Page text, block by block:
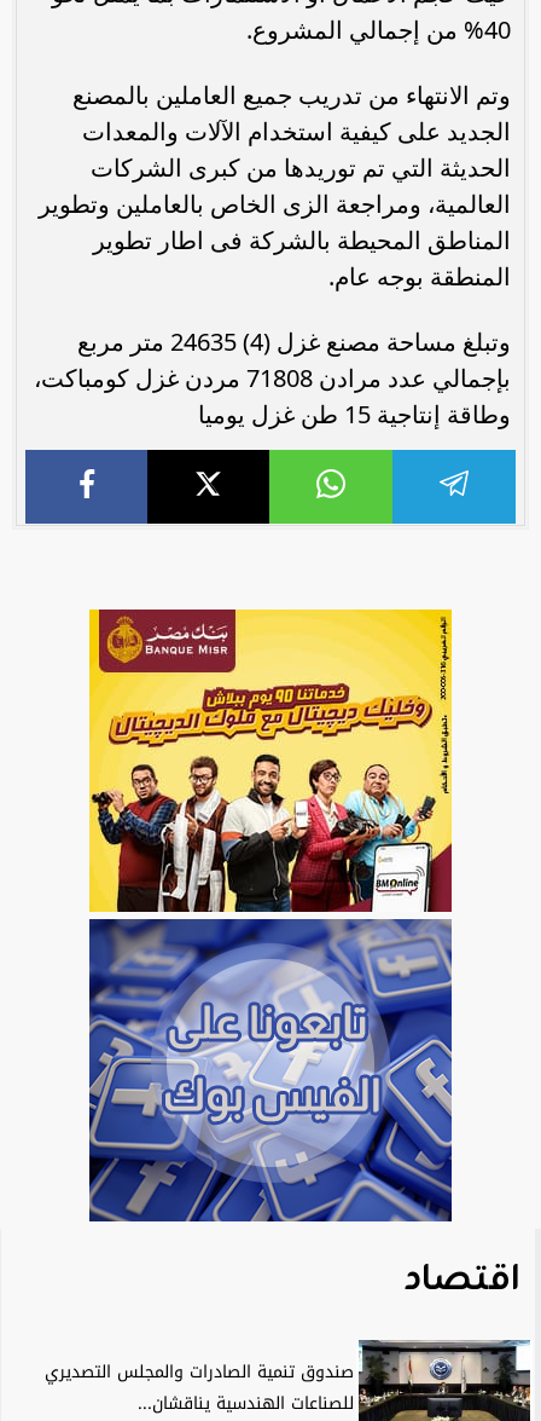
40% من إجمالي المشروع.
وتم الانتهاء من تدريب جميع العاملين بالمصنع
الجديد على كيفية استخدام الآلات والمعدات
الحديثة التي تم توريدها من كبرى الشركات
العالمية، ومراجعة الزى الخاص بالعاملين وتطوير
المناطق المحيطة بالشركة فى اطار تطوير
المنطقة بوجه عام.
وتبلغ مساحة مصنع غزل (4) 24635 متر مربع
بإجمالي عدد مرادن 71808 مردن غزل كومباكت،
وطاقة إنتاجية 15 طن غزل يوميا
اقتصاد
صندوق تنمية الصادرات والمجلس التصديري
للصناعات الهندسية يناقشان...